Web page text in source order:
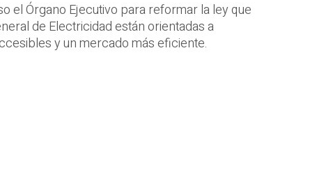
el Órgano Ejecutivo para reformar la ley que
de Electricidad están orientadas a
y un mercado más eficiente.